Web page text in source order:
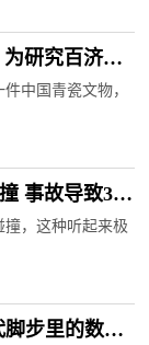
研究百济殡
中国青瓷文物，
事故导致36
，这种听起来极
步里的数字